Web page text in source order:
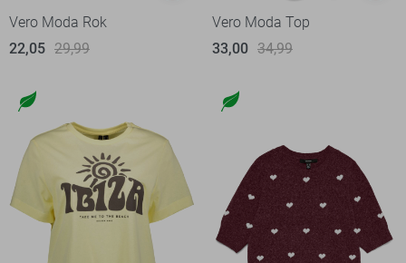
Vero Moda Rok
22,05 29,99
Vero Moda Top
33,00 34,99